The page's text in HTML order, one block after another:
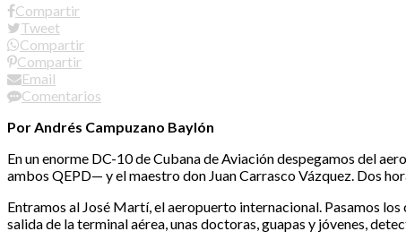
Compartir
Tweet
Compartir
Compartir
Email
Comentarios
Por Andrés Campuzano Baylón
En un enorme DC-10 de Cubana de Aviación despegamos del
ambos QEPD— y el maestro don Juan Carrasco Vázquez. Dos
Entramos al José Martí, el aeropuerto internacional. Pasamos
salida de la terminal aérea, unas doctoras, guapas y jóvenes,